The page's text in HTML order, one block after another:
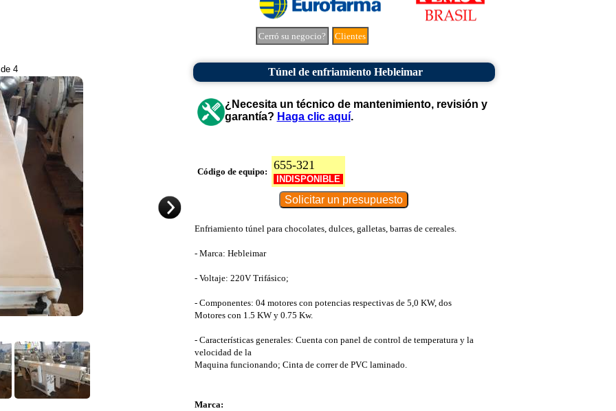
Cerró su negocio? Clientes
4 Túnel de enfriamiento Hebleimar
¿Necesita un técnico de mantenimiento, revisión y
garantía? Haga clic aquí.
Código de equipo: 655-321
INDISPONIBLE
Enfriamiento túnel para chocolates, dulces, galletas, barras de cereales.
- Marca: Hebleimar
- Voltaje: 220V Trifásico;
- Componentes: 04 motores con potencias respectivas de 5,0 KW, dos
Motores con 1.5 KW y 0.75 Kw.
- Características generales: Cuenta con panel de control de temperatura y la
velocidad de la
Maquina funcionando; Cinta de correr de PVC laminado.
Marca: